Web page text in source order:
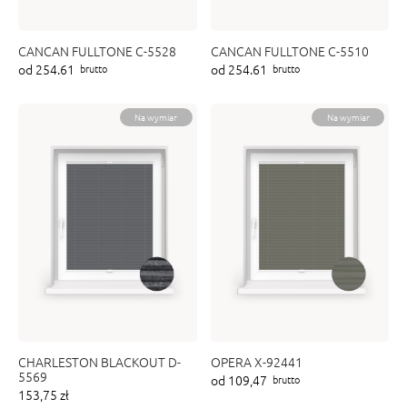
CANCAN FULLTONE C-5528
od 254.61
brutto
CANCAN FULLTONE C-5510
od 254.61
brutto
Na wymiar
CHARLESTON BLACKOUT D-
5569
153,75 zł
Na wymiar
OPERA X-92441
od 109,47 brutto